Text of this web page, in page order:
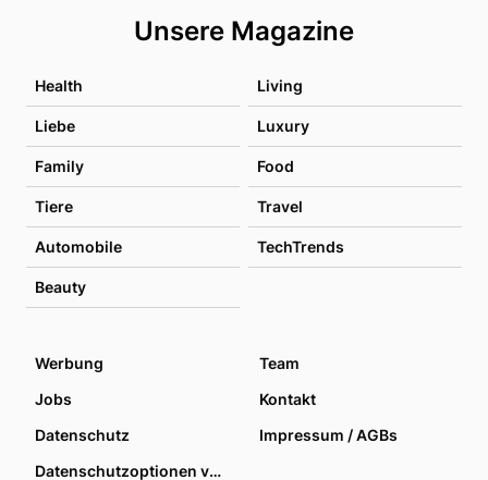
Unsere Magazine
Health Living
Liebe Luxury
Family Food
Tiere Travel
Automobile TechTrends
Beauty
Werbung
Team
Jobs
Kontakt
Datenschutz
Impressum / AGBs
Datenschutzoptionen verwalten